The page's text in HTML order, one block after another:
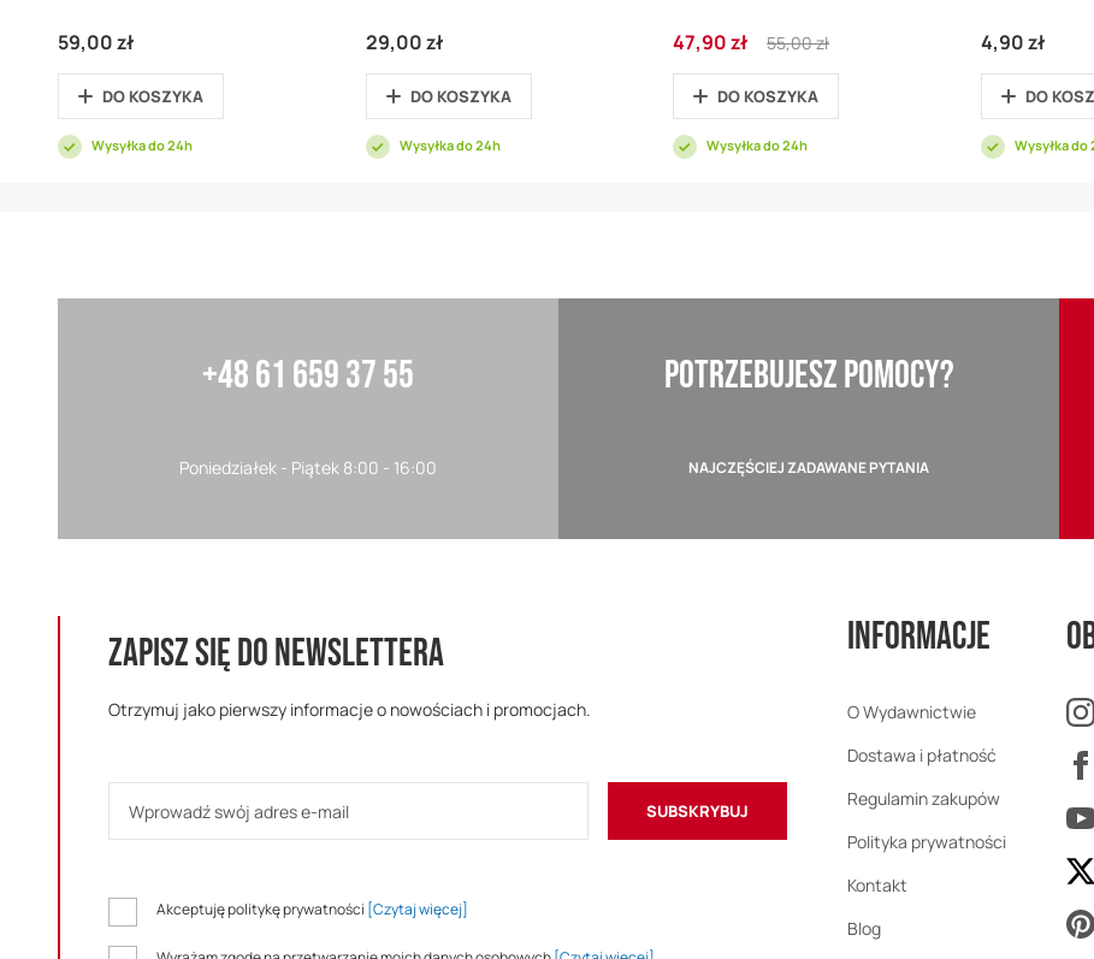
59,00 zł
DO KOSZYKA
Wysyłka do 24h
29,00 zł
DO KOSZYKA
Wysyłka do 24h
Cena
promocyjna
47,90 zł
Regular
Price
55,00 zł
DO KOSZYKA
Wysyłka do 24h
4,90 zł
DO
Wysyłka do
+48 61 659 37 55
Poniedziałek - Piątek 8:00 - 16:00
POTRZEBUJESZ POMOCY?
NAJCZĘŚCIEJ ZADAWANE PYTANIA
ZAPISZ SIĘ DO NEWSLETTERA
Otrzymuj jako pierwszy informacje o nowościach i promocjach.
SUBSKRYBUJ
Akceptuję politykę prywatności [Czytaj więcej]
Informacje
O Wydawnictwie
Dostawa i płatność
Regulamin zakupów
Polityka prywatności
Kontakt
Blog